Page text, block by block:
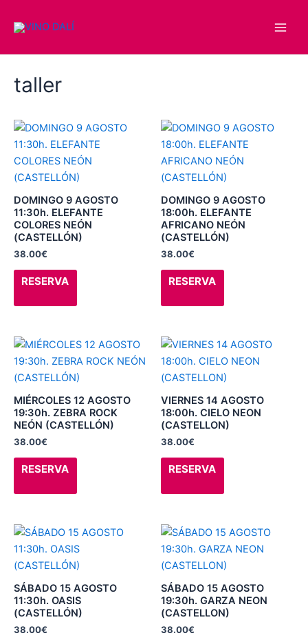
taller
DOMINGO 9 AGOSTO
11:30h. ELEFANTE
COLORES NEÓN
(CASTELLÓN)
38.00€
RESERVA
Este
producto
tiene
múltiples
variantes.
Las
opciones
se
la
de
producto
DOMINGO 9 AGOSTO
18:00h. ELEFANTE
AFRICANO NEÓN
(CASTELLÓN)
38.00€
RESERVA
Este
producto
tiene
múltiples
variantes.
Las
opciones
se
la
de
producto
MIÉRCOLES 12 AGOSTO
19:30h. ZEBRA ROCK
NEÓN (CASTELLÓN)
38.00€
RESERVA
Este
producto
tiene
múltiples
variantes.
Las
se
elegir
la
página
de
VIERNES 14 AGOSTO
18:00h. CIELO NEON
(CASTELLON)
38.00€
RESERVA
Este
producto
tiene
múltiples
variantes.
Las
se
elegir
la
página
de
SÁBADO 15 AGOSTO
11:30h. OASIS
(CASTELLÓN)
38.00€
Este
producto
tiene
múltiples
variantes.
Las
SÁBADO 15 AGOSTO
19:30h. GARZA NEON
(CASTELLON)
38.00€
Este
producto
tiene
múltiples
variantes.
Las